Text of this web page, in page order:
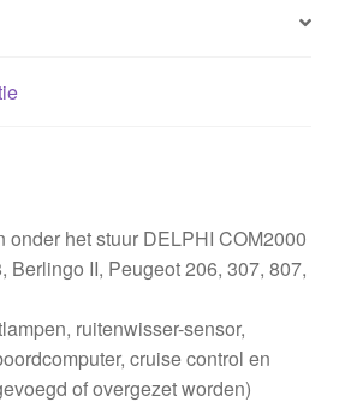
onder het stuur DELPHI COM2000
Berlingo II, Peugeot 206, 307, 807,
ruitenwisser-sensor,
cruise control en
of overgezet worden)